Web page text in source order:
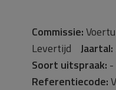
Commissie:
Levertijd Jaartal:
Soort uitspraak: -
Referentiecode: